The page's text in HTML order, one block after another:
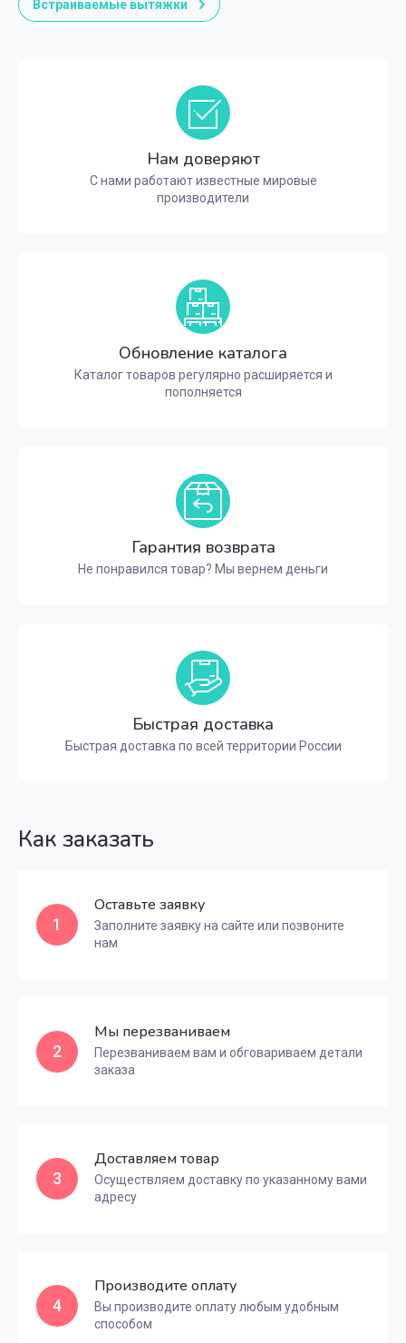
Встраиваемые вытяжки
Нам доверяют
С нами работают известные мировые
производители
Обновление каталога
Каталог товаров регулярно расширяется и
пополняется
Гарантия возврата
Не понравился товар? Мы вернем деньги
Быстрая доставка
Быстрая доставка по всей территории России
Как заказать
1
Оставьте заявку
Заполните заявку на сайте или позвоните
нам
2
Мы перезваниваем
Перезваниваем вам и обговариваем детали
заказа
3
Доставляем товар
Осуществляем доставку по указанному вами
адресу
4
Производите оплату
Вы производите оплату любым удобным
способом